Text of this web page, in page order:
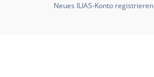
Neues ILIAS-Konto registrieren